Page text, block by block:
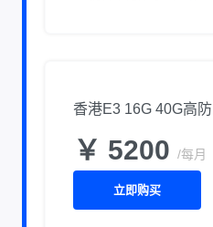
香港E3 16G 40G高防
￥ 5200 /每月
立即购买